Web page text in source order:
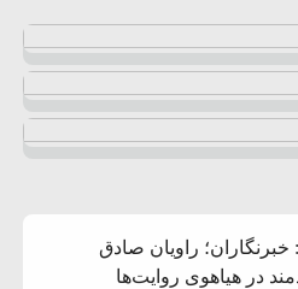
راویان صادق
در هیاهوی روایت‌ها